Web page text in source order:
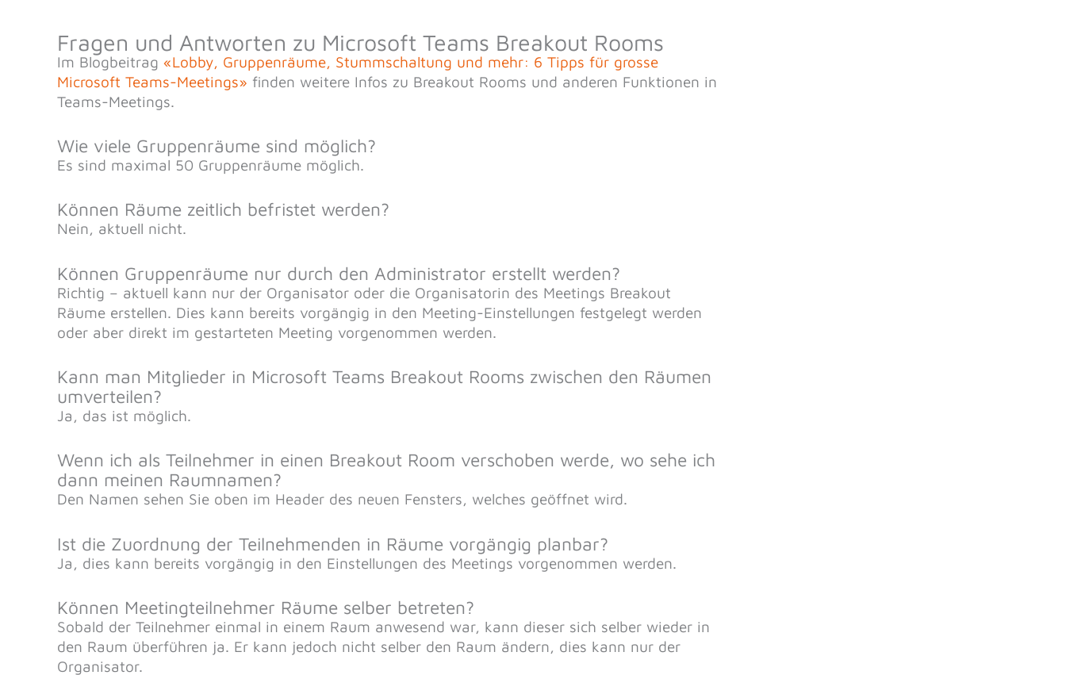
Fragen und Antworten zu Microsoft Teams Breakout Rooms
Im Blogbeitrag «Lobby, Gruppenräume, Stummschaltung und mehr: 6 Tipps für grosse
Microsoft Teams-Meetings» finden weitere Infos zu Breakout Rooms und anderen Funktionen in
Teams-Meetings.
Wie viele Gruppenräume sind möglich?
Es sind maximal 50 Gruppenräume möglich.
Können Räume zeitlich befristet werden?
Nein, aktuell nicht.
Können Gruppenräume nur durch den Administrator erstellt werden?
Richtig – aktuell kann nur der Organisator oder die Organisatorin des Meetings Breakout
Räume erstellen. Dies kann bereits vorgängig in den Meeting-Einstellungen festgelegt werden
oder aber direkt im gestarteten Meeting vorgenommen werden.
Kann man Mitglieder in Microsoft Teams Breakout Rooms zwischen den Räumen
umverteilen?
Ja, das ist möglich.
Wenn ich als Teilnehmer in einen Breakout Room verschoben werde, wo sehe ich
dann meinen Raumnamen?
Den Namen sehen Sie oben im Header des neuen Fensters, welches geöffnet wird.
Ist die Zuordnung der Teilnehmenden in Räume vorgängig planbar?
Ja, dies kann bereits vorgängig in den Einstellungen des Meetings vorgenommen werden.
Können Meetingteilnehmer Räume selber betreten?
Sobald der Teilnehmer einmal in einem Raum anwesend war, kann dieser sich selber wieder in
den Raum überführen ja. Er kann jedoch nicht selber den Raum ändern, dies kann nur der
Organisator.